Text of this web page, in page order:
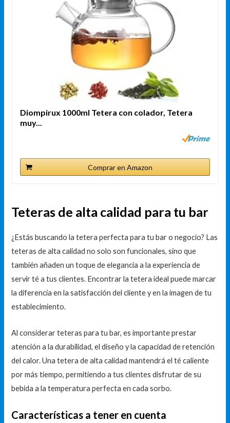
Diompirux 1000ml Tetera con colador, Tetera
muy...
Comprar en Amazon
Teteras de alta calidad para tu bar
¿Estás buscando la tetera perfecta para tu bar o negocio? Las
teteras de alta calidad no solo son funcionales, sino que
también añaden un toque de elegancia a la experiencia de
servir té a tus clientes. Encontrar la tetera ideal puede marcar
la diferencia en la satisfacción del cliente y en la imagen de tu
establecimiento.
Al considerar teteras para tu bar, es importante prestar
atención a la durabilidad, el diseño y la capacidad de retención
del calor. Una tetera de alta calidad mantendrá el té caliente
por más tiempo, permitiendo a tus clientes disfrutar de su
bebida a la temperatura perfecta en cada sorbo.
Características a tener en cuenta